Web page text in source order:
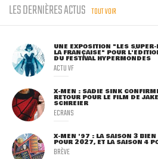
LES DERNIÈRES ACTUS TOUT VOIR
UNE EXPOSITION "LES SUPER-
LA FRANÇAISE" POUR
DU FESTIVAL HYPERMONDES
ACTU VF
X-MEN : SADIE SINK
RETOUR POUR LE FILM DE JAKE
SCHREIER
ECRANS
X-MEN '97 : LA SAISON 3 BIEN
POUR 2027, ET LA SAISON 4
BRÈVE